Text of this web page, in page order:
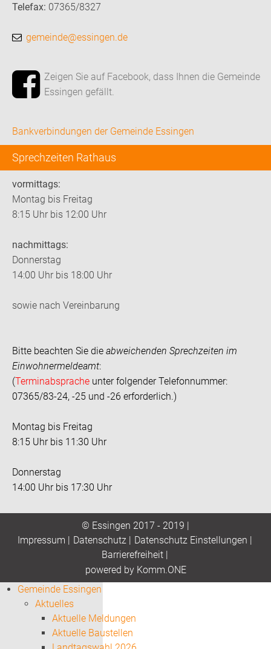
Telefax: 07365/8327
gemeinde@essingen.de
Zeigen Sie auf Facebook, dass Ihnen die Gemeinde
Essingen gefällt.
Bankverbindungen der Gemeinde Essingen
Sprechzeiten Rathaus
vormittags:
Montag bis Freitag
8:15 Uhr bis 12:00 Uhr
nachmittags:
Donnerstag
14:00 Uhr bis 18:00 Uhr
sowie nach Vereinbarung
Bitte beachten Sie die abweichenden Sprechzeiten im
Einwohnermeldeamt:
(Terminabsprache unter folgender Telefonnummer:
07365/83-24, -25 und -26 erforderlich.)
Montag bis Freitag
8:15 Uhr bis 11:30 Uhr
Donnerstag
14:00 Uhr bis 17:30 Uhr
© Essingen 2017 - 2019 |
Impressum | Datenschutz| Datenschutz Einstellungen |
Barrierefreiheit|
powered by Komm.ONE
Gemeinde Essingen
Aktuelles
Aktuelle Meldungen
Aktuelle Baustellen